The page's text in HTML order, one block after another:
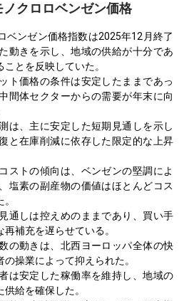
クロロベンゼン価格
ベンゼン価格指数は2025年12月終了
動きを示し、地域の供給が十分であ
とを反映していた。
ト価格の条件は安定したままであっ
間体セクターからの需要が年末に向
は、主に安定した短期見通しを示し
と在庫削減に依存した限定的な上昇
ストの傾向は、ベンゼンの堅調によ
塩素の副産物の価値はほとんどコス
通しは控えめのままであり、買い手
補充を遅らせている。
の動きは、北西ヨーロッパ全体の快
操業によって抑えられた。
は安定した稼働率を維持し、地域の
給を確保した。